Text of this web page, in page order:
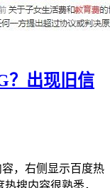
？出现旧信
，右侧显示百度热
搜内容很熟悉，